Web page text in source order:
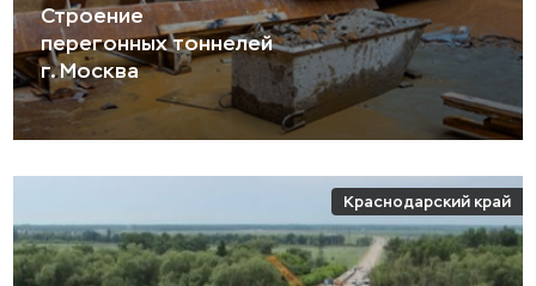
Строение
перегонных тоннелей
г. Москва
Краснодарский край